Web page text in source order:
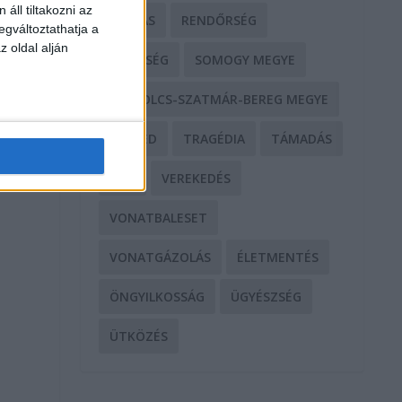
áll tiltakozni az
a
oldal alján
RABLÁS RENDŐRSÉG
SEGÍTSÉG SOMOGY MEGYE
SZABOLCS-SZATMÁR-BEREG MEGYE
SZEGED TRAGÉDIA TÁMADÁS
VEREKEDÉS
VONATBALESET
VONATGÁZOLÁS ÉLETMENTÉS
ÖNGYILKOSSÁG ÜGYÉSZSÉG
ÜTKÖZÉS